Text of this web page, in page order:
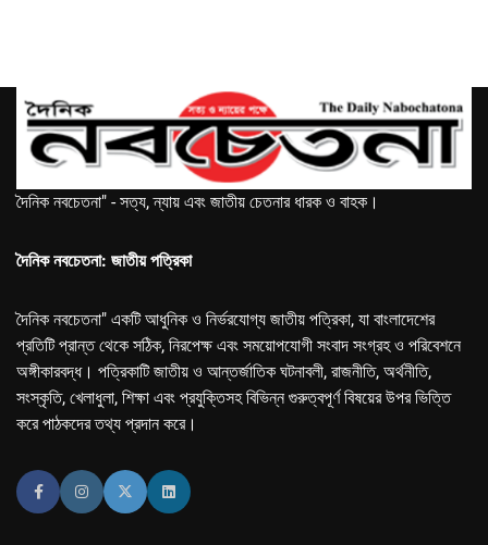
দৈনিক নবচেতনা" - সত্য, ন্যায় এবং জাতীয় চেতনার ধারক ও বাহক।
দৈনিক নবচেতনা: জাতীয় পত্রিকা
দৈনিক নবচেতনা" একটি আধুনিক ও নির্ভরযোগ্য জাতীয় পত্রিকা, যা বাংলাদেশের
প্রতিটি প্রান্ত থেকে সঠিক, নিরপেক্ষ এবং সময়োপযোগী সংবাদ সংগ্রহ ও পরিবেশনে
অঙ্গীকারবদ্ধ। পত্রিকাটি জাতীয় ও আন্তর্জাতিক ঘটনাবলী, রাজনীতি, অর্থনীতি,
সংস্কৃতি, খেলাধুলা, শিক্ষা এবং প্রযুক্তিসহ বিভিন্ন গুরুত্বপূর্ণ বিষয়ের উপর ভিত্তি
করে পাঠকদের তথ্য প্রদান করে।